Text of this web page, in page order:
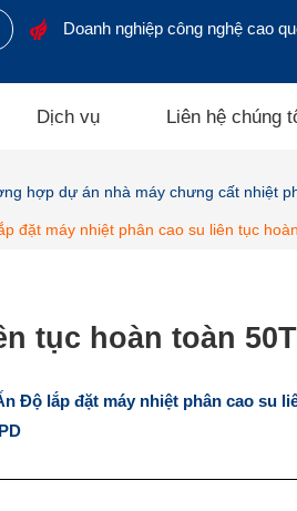
Doanh nghiệp công nghệ cao
Dịch vụ Liên hệ chúng
hợp dự án nhà máy chưng cất nhiệt
đặt máy nhiệt phân cao su liên tục
tục hoàn toàn
Độ lắp đặt máy nhiệt phân cao su